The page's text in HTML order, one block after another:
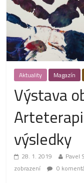
Aktuality Magazín
Výstava
výsledky
28. 1. 2019 Pavel
zobrazení
0